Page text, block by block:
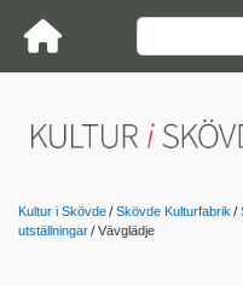
Kultur i Skövde Skövde Kulturfabrik
utställningar
Vävglädje